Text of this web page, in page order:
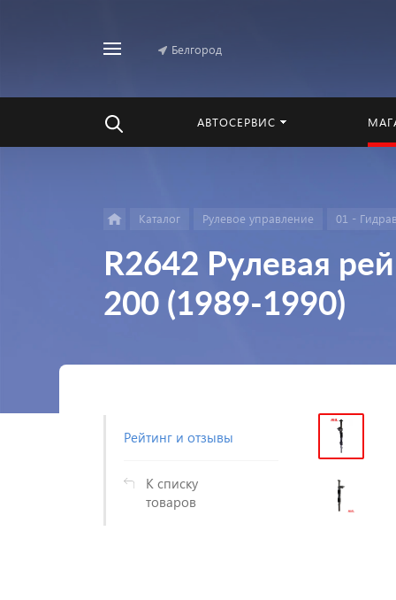
Белгород
АВТОСЕРВИС
Каталог Pулевое управление 01 -
R2642 Рулевая
200 (1989-1990)
Рейтинг и отзывы
К списку
товаров